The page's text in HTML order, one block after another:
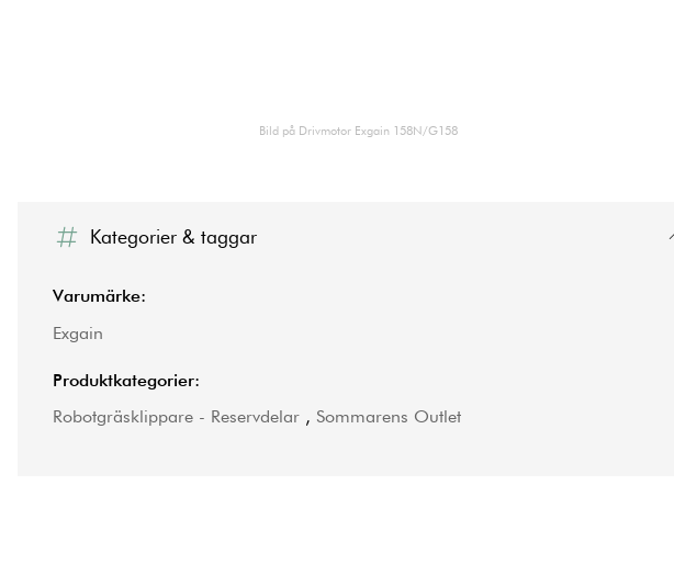
Bild på Drivmotor Exgain 158N/G158
Kategorier & taggar
Varumärke:
Exgain
Produktkategorier:
Robotgräsklippare - Reservdelar , Sommarens Outlet